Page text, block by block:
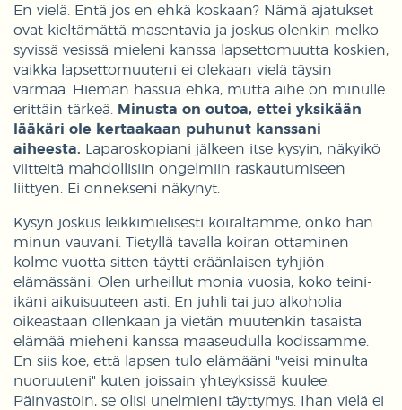
En vielä. Entä jos en ehkä koskaan? Nämä ajatukset
ovat kieltämättä masentavia ja joskus olenkin melko
syvissä vesissä mieleni kanssa lapsettomuutta koskien,
vaikka lapsettomuuteni ei olekaan vielä täysin
varmaa. Hieman hassua ehkä, mutta aihe on minulle
erittäin tärkeä.
Minusta on outoa, ettei yksikään
lääkäri ole kertaakaan puhunut kanssani
aiheesta.
Laparoskopiani jälkeen itse kysyin, näkyikö
viitteitä mahdollisiin ongelmiin raskautumiseen
liittyen. Ei onnekseni näkynyt.
Kysyn joskus leikkimielisesti koiraltamme, onko hän
minun vauvani. Tietyllä tavalla koiran ottaminen
kolme vuotta sitten täytti eräänlaisen tyhjiön
elämässäni. Olen urheillut monia vuosia, koko teini-
ikäni aikuisuuteen asti. En juhli tai juo alkoholia
oikeastaan ollenkaan ja vietän muutenkin tasaista
elämää mieheni kanssa maaseudulla kodissamme.
En siis koe, että lapsen tulo elämääni "veisi minulta
nuoruuteni" kuten joissain yhteyksissä kuulee.
Päinvastoin, se olisi unelmieni täyttymys. Ihan vielä ei